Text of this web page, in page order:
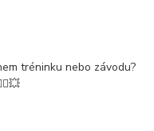
tréninku nebo závodu?